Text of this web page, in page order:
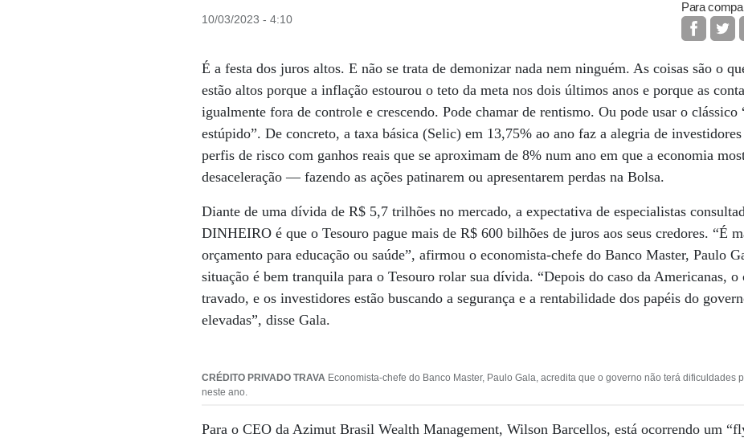
10/03/2023 - 4:10
Para
É a festa dos juros altos. E não se trata de demonizar nada nem ninguém. As coisas são o
estão altos porque a inflação estourou o teto da meta nos dois últimos anos e porque as
igualmente fora de controle e crescendo. Pode chamar de rentismo. Ou pode usar o clássico
estúpido”. De concreto, a taxa básica (Selic) em 13,75% ao ano faz a alegria de
perfis de risco com ganhos reais que se aproximam de 8% num ano em que a economia
desaceleração — fazendo as ações patinarem ou apresentarem perdas na Bolsa.
Diante de uma dívida de R$ 5,7 trilhões no mercado, a expectativa de especialistas
DINHEIRO é que o Tesouro pague mais de R$ 600 bilhões de juros aos seus credores. “É
orçamento para educação ou saúde”, afirmou o economista-chefe do Banco Master, Paulo
situação é bem tranquila para o Tesouro rolar sua dívida. “Depois do caso da Americanas,
travado, e os investidores estão buscando a segurança e a rentabilidade dos papéis do
elevadas”, disse Gala.
CRÉDITO PRIVADO TRAVA Economista-chefe do Banco Master, Paulo Gala, acredita que o governo não terá dificuldades
neste ano.
Para o CEO da Azimut Brasil Wealth Management, Wilson Barcellos, está ocorrendo um